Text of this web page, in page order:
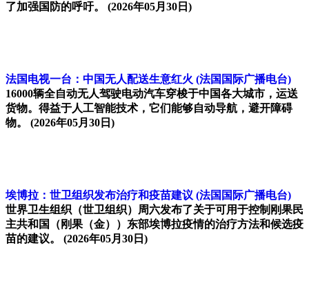
了加强国防的呼吁。 (2026年05月30日)
法国电视一台：中国无人配送生意红火 (法国国际广播电台)
16000辆全自动无人驾驶电动汽车穿梭于中国各大城市，运送
货物。得益于人工智能技术，它们能够自动导航，避开障碍
物。 (2026年05月30日)
埃博拉：世卫组织发布治疗和疫苗建议 (法国国际广播电台)
世界卫生组织（世卫组织）周六发布了关于可用于控制刚果民
主共和国（刚果（金））东部埃博拉疫情的治疗方法和候选疫
苗的建议。 (2026年05月30日)